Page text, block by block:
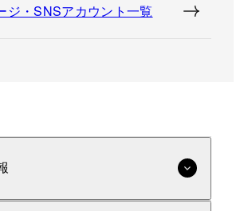
ジ・SNSアカウント一覧